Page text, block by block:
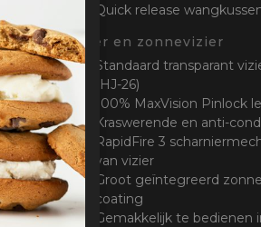
Quick release
Vizier en zonnevizier
Standaard transparant
(HJ-26)
100% MaxVision Pinlock
Kraswerende en anti-
RapidFire 3
van vizier
Groot geïntegreerd
coating
Gemakkelijk te bedienen